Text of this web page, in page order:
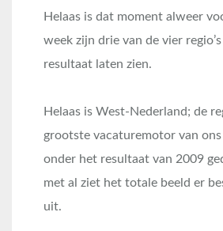
Helaas is dat moment alweer
week zijn drie van de vier
resultaat laten zien.
Helaas is West-Nederland; de
grootste vacaturemotor van
onder het resultaat van 2009
met al ziet het totale beeld er
uit.